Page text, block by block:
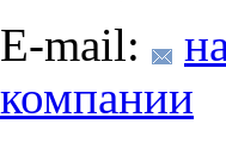
E-mail:
компании